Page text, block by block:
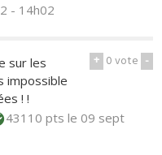
- 14h02
+ 0vote -
sur les
impossible
! !
43110 ptsle 09 sept